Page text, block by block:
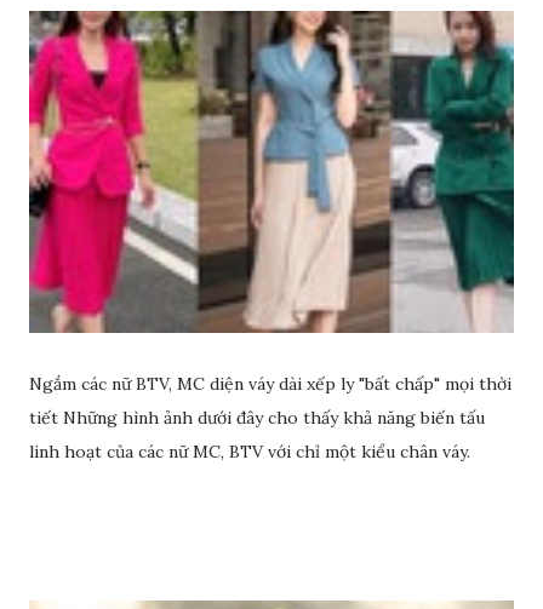
Ngắm các nữ BTV, MC diện váy dài xếp ly "bất chấp" mọi thời
tiết Những hình ảnh dưới đây cho thấy khả năng biến tấu
linh hoạt của các nữ MC, BTV với chỉ một kiểu chân váy.